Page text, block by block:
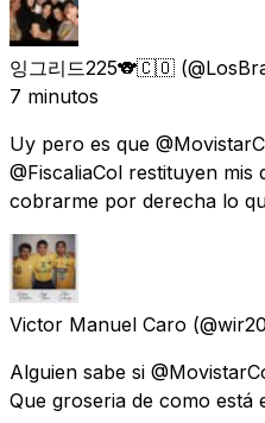
잉그리드225🐨🇨🇴
7 minutos
Uy pero es que
@FiscaliaCol restituyen mis
cobrarme por derecha lo
Victor Manuel Caro
Alguien sabe si
Que groseria de como está